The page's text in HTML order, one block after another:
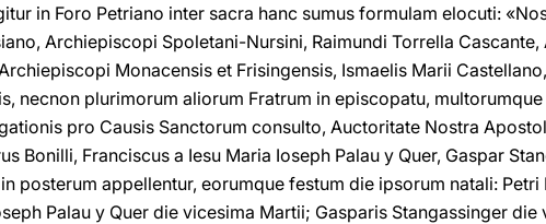
in Foro Petriano inter sacra hanc sumus formulam elocuti:
Archiepiscopi Spoletani-Nursini, Raimundi Torrella
Monacensis et Frisingensis, Ismaelis Marii
necnon plurimorum aliorum Fratrum in episcopatu,
pro Causis Sanctorum consulto, Auctoritate Nostra
Bonilli, Franciscus a Iesu Maria Ioseph Palau y Quer, Gaspar
posterum appellentur, eorumque festum die ipsorum natali:
Palau y Quer die vicesima Martii; Gasparis Stangassinger